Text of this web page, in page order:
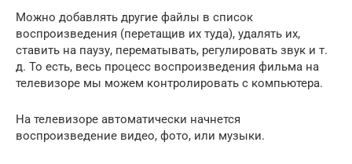
Можно добавлять другие файлы в список
воспроизведения (перетащив их туда), удалять их,
ставить на паузу, перематывать, регулировать звук и т.
д. То есть, весь процесс воспроизведения фильма на
телевизоре мы можем контролировать с компьютера.
На телевизоре автоматически начнется
воспроизведение видео, фото, или музыки.